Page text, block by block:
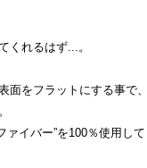
くれるはず...。
面をフラットにする事で、
ァイバー”を100％使用して